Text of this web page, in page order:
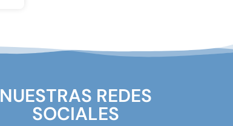
NUESTRAS REDES
SOCIALES